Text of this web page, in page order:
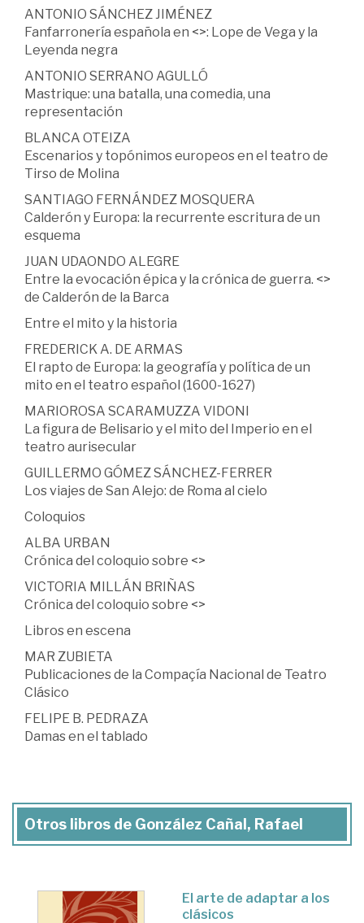
ANTONIO SÁNCHEZ JIMÉNEZ
Fanfarronería española en <>: Lope de Vega y la
Leyenda negra
ANTONIO SERRANO AGULLÓ
Mastrique: una batalla, una comedia, una
representación
BLANCA OTEIZA
Escenarios y topónimos europeos en el teatro de
Tirso de Molina
SANTIAGO FERNÁNDEZ MOSQUERA
Calderón y Europa: la recurrente escritura de un
esquema
JUAN UDAONDO ALEGRE
Entre la evocación épica y la crónica de guerra. <>
de Calderón de la Barca
Entre el mito y la historia
FREDERICK A. DE ARMAS
El rapto de Europa: la geografía y política de un
mito en el teatro español (1600-1627)
MARIOROSA SCARAMUZZA VIDONI
La figura de Belisario y el mito del Imperio en el
teatro aurisecular
GUILLERMO GÓMEZ SÁNCHEZ-FERRER
Los viajes de San Alejo: de Roma al cielo
Coloquios
ALBA URBAN
Crónica del coloquio sobre <>
VICTORIA MILLÁN BRIÑAS
Crónica del coloquio sobre <>
Libros en escena
MAR ZUBIETA
Publicaciones de la Compaçía Nacional de Teatro
Clásico
FELIPE B. PEDRAZA
Damas en el tablado
Otros libros de González Cañal, Rafael
El arte de adaptar a los
clásicos